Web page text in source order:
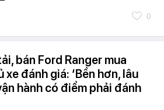
0
bán Ford Ranger mua
xe đánh giá: ‘Bền hơn, lâu
hành có điểm phải đánh